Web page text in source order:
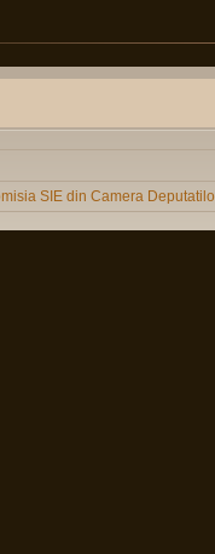
SIE din Camera